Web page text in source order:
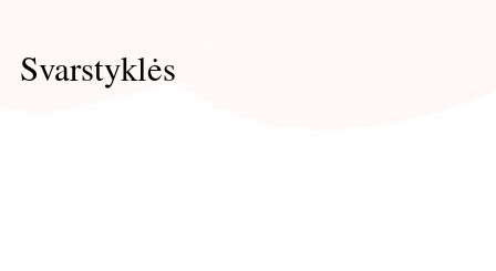
Svarstyklės